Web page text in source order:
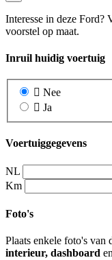
Interesse in deze Ford?
voorstel op maat.
Inruil huidig voertuig
Nee
Ja
Voertuiggegevens
NL
Km
Foto's
Plaats enkele foto's van
interieur, dashboard